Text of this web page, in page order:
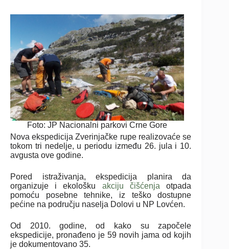
Foto: JP Nacionalni parkovi Crne Gore
Nova ekspedicija Zverinjačke rupe realizovaće se
tokom tri nedelje, u periodu između 26. jula i 10.
avgusta ove godine.
Pored istraživanja, ekspedicija planira da
organizuje i ekološku akciju čišćenja otpada
pomoću posebne tehnike, iz teško dostupne
pećine na području naselja Dolovi u NP Lovćen.
Od 2010. godine, od kako su započele
ekspedicije, pronađeno je 59 novih jama od kojih
je dokumentovano 35.